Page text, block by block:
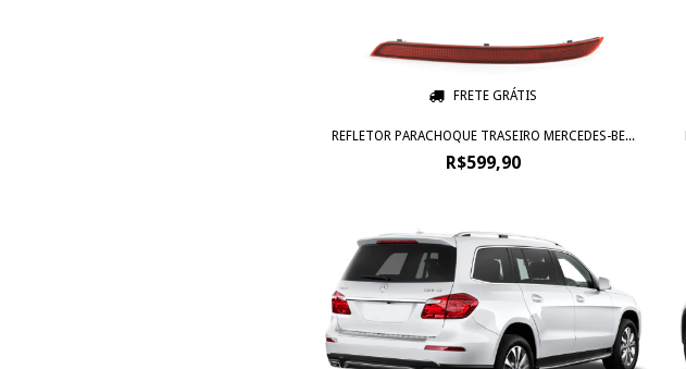
FRETE GRÁTIS
REFLETOR PARACHOQUE TRASEIRO MERCEDES-BE...
R$599,90